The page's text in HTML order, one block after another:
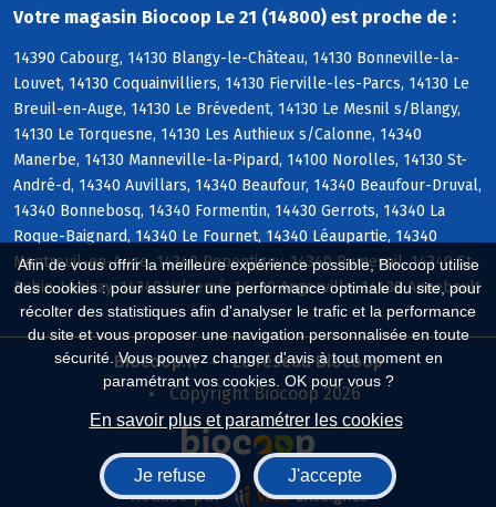
Afin de vous offrir la meilleure expérience possible, Biocoop utilise
des cookies : pour assurer une performance optimale du site, pour
récolter des statistiques afin d'analyser le trafic et la performance
du site et vous proposer une navigation personnalisée en toute
sécurité. Vous pouvez changer d'avis à tout moment en
paramétrant vos cookies. OK pour vous ?
En savoir plus et paramétrer les cookies
Je refuse J'accepte
Votre magasin Biocoop Le 21 (14800) est proche de :
14390 Cabourg, 14130 Blangy-le-Château, 14130 Bonneville-la-
Louvet, 14130 Coquainvilliers, 14130 Fierville-les-Parcs, 14130 Le
Breuil-en-Auge, 14130 Le Brévedent, 14130 Le Mesnil s/Blangy,
14130 Le Torquesne, 14130 Les Authieux s/Calonne, 14340
Manerbe, 14130 Manneville-la-Pipard, 14100 Norolles, 14130 St-
André-d, 14340 Auvillars, 14340 Beaufour, 14340 Beaufour-Druval,
14340 Bonnebosq, 14340 Formentin, 14430 Gerrots, 14340 La
Roque-Baignard, 14340 Le Fournet, 14340 Léaupartie, 14340
Montreuil-en-Auge, 14340 Repentigny, 14340 Rumesnil, 14340 St-
Aubin-Lébizay, 14340 Valsemé, 14430 Angerville, 14430 Annebault
Biocoop.fr
Le réseau Biocoop
Copyright Biocoop 2026
Réalisé par